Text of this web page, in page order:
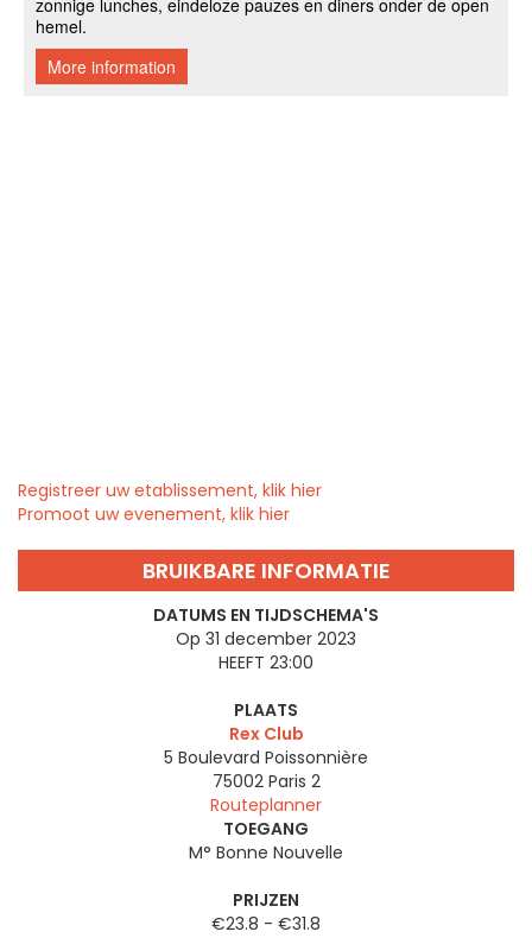
Registreer uw etablissement, klik hier
Promoot uw evenement, klik hier
BRUIKBARE INFORMATIE
DATUMS EN TIJDSCHEMA'S
Op 31 december 2023
HEEFT 23:00
PLAATS
Rex Club
5 Boulevard Poissonnière
75002 Paris 2
Routeplanner
TOEGANG
M° Bonne Nouvelle
PRIJZEN
€23.8 - €31.8